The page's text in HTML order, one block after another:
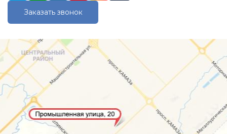
Заказать звонок